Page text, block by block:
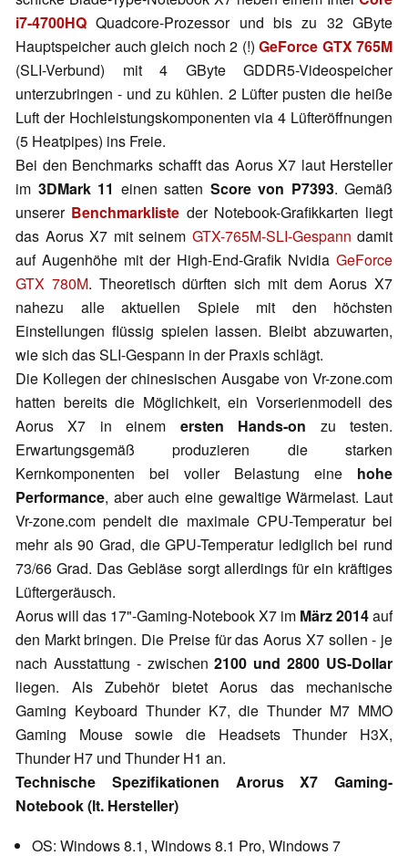
i7-4700HQ Quadcore-Prozessor und bis zu 32 GByte
Hauptspeicher auch gleich noch 2 (!) GeForce GTX 765M
(SLI-Verbund) mit 4 GByte GDDR5-Videospeicher
unterzubringen - und zu kühlen. 2 Lüfter pusten die heiße
Luft der Hochleistungskomponenten via 4 Lüfteröffnungen
(5 Heatpipes) ins Freie.
Bei den Benchmarks schafft das Aorus X7 laut Hersteller
im 3DMark 11 einen satten Score von P7393. Gemäß
unserer Benchmarkliste der Notebook-Grafikkarten liegt
das Aorus X7 mit seinem GTX-765M-SLI-Gespann damit
auf Augenhöhe mit der High-End-Grafik Nvidia GeForce
GTX 780M. Theoretisch dürften sich mit dem Aorus X7
nahezu alle aktuellen Spiele mit den höchsten
Einstellungen flüssig spielen lassen. Bleibt abzuwarten,
wie sich das SLI-Gespann in der Praxis schlägt.
Die Kollegen der chinesischen Ausgabe von Vr-zone.com
hatten bereits die Möglichkeit, ein Vorserienmodell des
Aorus X7 in einem ersten Hands-on zu testen.
Erwartungsgemäß produzieren die starken
Kernkomponenten bei voller Belastung eine hohe
Performance, aber auch eine gewaltige Wärmelast. Laut
Vr-zone.com pendelt die maximale CPU-Temperatur bei
mehr als 90 Grad, die GPU-Temperatur lediglich bei rund
73/66 Grad. Das Gebläse sorgt allerdings für ein kräftiges
Lüftergeräusch.
Aorus will das 17"-Gaming-Notebook X7 im März 2014auf
den Markt bringen. Die Preise für das Aorus X7 sollen - je
nach Ausstattung - zwischen2100 und 2800 US-Dollar
liegen. Als Zubehör bietet Aorus das mechanische
Gaming Keyboard Thunder K7, die Thunder M7 MMO
Gaming Mouse sowie die Headsets Thunder H3X,
Thunder H7 und Thunder H1 an.
Technische Spezifikationen Arorus X7 Gaming-
Notebook (lt. Hersteller)
OS: Windows 8.1, Windows 8.1 Pro, Windows 7